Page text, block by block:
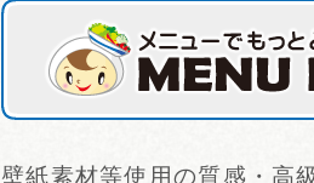
壁紙素材等使用の質感・高